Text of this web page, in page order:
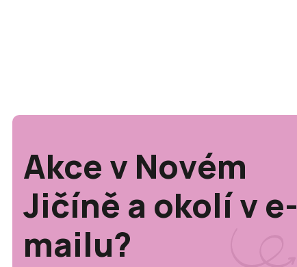
Akce v Novém
Jičíně a okolí v e-
mailu?